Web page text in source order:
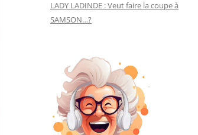
LADY LADINDE : Veut faire la coupe à
SAMSON…?